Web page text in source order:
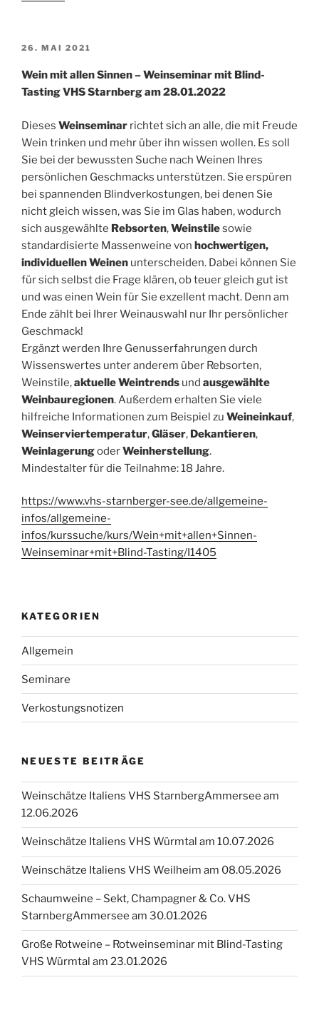
VERÖFFENTLICHT
26. MAI 2021
Wein mit allen Sinnen – Weinseminar mit Blind-
Tasting VHS Starnberg am 28.01.2022
Dieses Weinseminar richtet sich an alle, die mit Freude
Wein trinken und mehr über ihn wissen wollen. Es soll
Sie bei der bewussten Suche nach Weinen Ihres
persönlichen Geschmacks unterstützen. Sie erspüren
bei spannenden Blindverkostungen, bei denen Sie
nicht gleich wissen, was Sie im Glas haben, wodurch
sich ausgewählte Rebsorten,Weinstilesowie
standardisierte Massenweine von hochwertigen,
individuellen Weinen unterscheiden. Dabei können Sie
für sich selbst die Frage klären, ob teuer gleich gut ist
und was einen Wein für Sie exzellent macht. Denn am
Ende zählt bei Ihrer Weinauswahl nur Ihr persönlicher
Geschmack!
Ergänzt werden Ihre Genusserfahrungen durch
Wissenswertes unter anderem über Rebsorten,
Weinstile,aktuelle Weintrends und ausgewählte
Weinbauregionen. Außerdem erhalten Sie viele
hilfreiche Informationen zum Beispiel zu Weineinkauf,
Weinserviertemperatur,Gläser, Dekantieren,
WeinlagerungoderWeinherstellung.
Mindestalter für die Teilnahme: 18 Jahre.
https://www.vhs-starnberger-see.de/allgemeine-
infos/allgemeine-
infos/kurssuche/kurs/Wein+mit+allen+Sinnen-
Weinseminar+mit+Blind-Tasting/I1405
KATEGORIEN
Allgemein
Seminare
Verkostungsnotizen
NEUESTE BEITRÄGE
Weinschätze Italiens VHS StarnbergAmmersee am
12.06.2026
Weinschätze Italiens VHS Würmtal am 10.07.2026
Weinschätze Italiens VHS Weilheim am 08.05.2026
Schaumweine – Sekt, Champagner & Co. VHS
StarnbergAmmersee am 30.01.2026
Große Rotweine – Rotweinseminar mit Blind-Tasting
VHS Würmtal am 23.01.2026